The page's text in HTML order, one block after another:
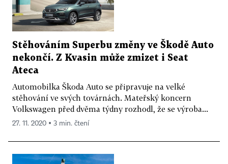
Stěhováním Superbu změny ve Škodě Auto
nekončí. Z Kvasin může zmizet i Seat
Ateca
Automobilka Škoda Auto se připravuje na velké
stěhování ve svých továrnách. Mateřský koncern
Volkswagen před dvěma týdny rozhodl, že se výroba...
27. 11. 2020 ▪ 3 min. čtení